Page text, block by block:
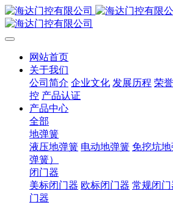
网站首页
关于我们
公司简介 企业文化 发展历程 荣
控 产品认证
产品中心
全部
地弹簧
液压地弹簧 电动地弹簧 免挖坑
弹簧）
闭门器
美标闭门器 欧标闭门器 常规闭门
门器